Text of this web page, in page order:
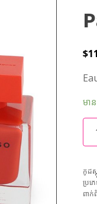
$
មា
កូដស្
ប្រភ
ពាក់